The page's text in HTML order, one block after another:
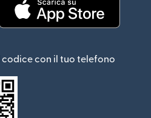
codice con il tuo telefono